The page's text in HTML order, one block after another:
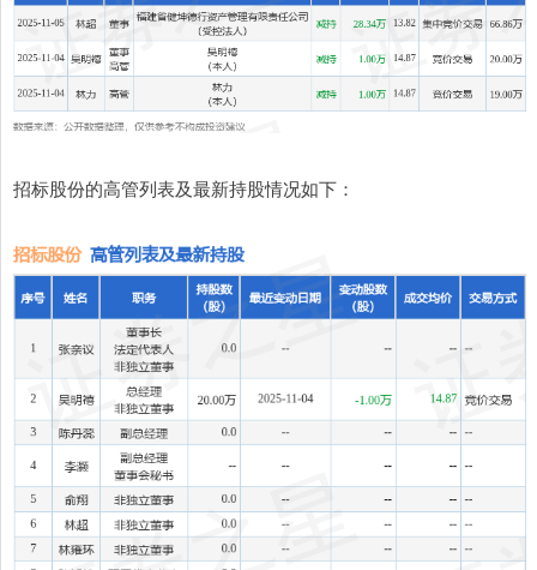
招标股份的高管列表及最新持股情况如下：